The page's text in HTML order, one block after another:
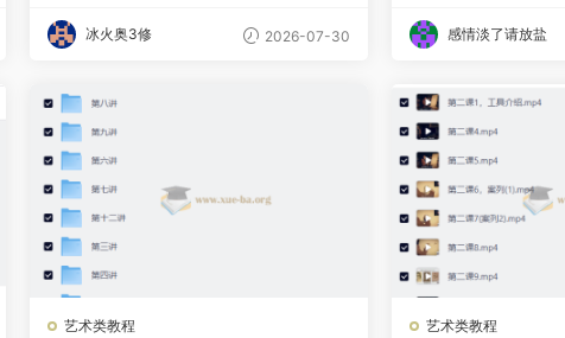
冰火奥3修 2026-07-30 感情淡了请放盐
艺术类教程 艺术类教程